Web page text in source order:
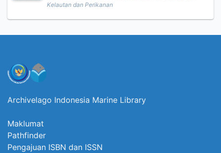
Kelautan dan Perikanan
Archivelago Indonesia Marine Library
Maklumat
Pathfinder
Pengajuan ISBN dan ISSN